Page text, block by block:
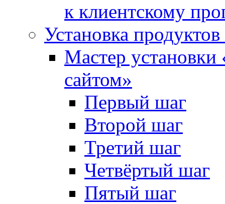
к клиентскому
Установка
Мастер
сайтом»
Первый шаг
Второй шаг
Третий шаг
Четвёртый шаг
Пятый шаг